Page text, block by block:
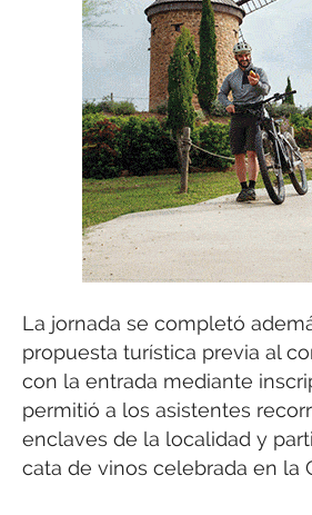
La jornada se completó
propuesta turística previa al
con la entrada mediante
permitió a los asistentes
enclaves de la localidad y
cata de vinos celebrada en la